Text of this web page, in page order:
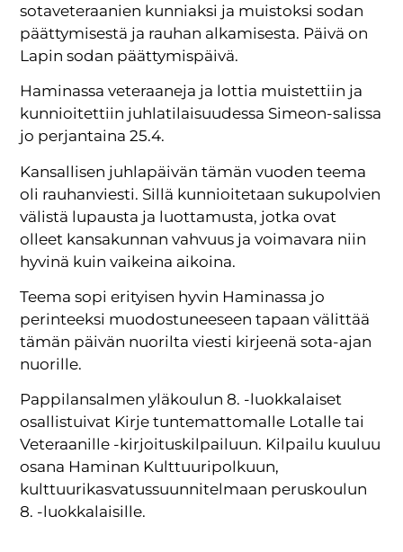
sotaveteraanien kunniaksi ja muistoksi sodan
päättymisestä ja rauhan alkamisesta. Päivä on
Lapin sodan päättymispäivä.
Haminassa veteraaneja ja lottia muistettiin ja
kunnioitettiin juhlatilaisuudessa Simeon-salissa
jo perjantaina 25.4.
Kansallisen juhlapäivän tämän vuoden teema
oli rauhanviesti. Sillä kunnioitetaan sukupolvien
välistä lupausta ja luottamusta, jotka ovat
olleet kansakunnan vahvuus ja voimavara niin
hyvinä kuin vaikeina aikoina.
Teema sopi erityisen hyvin Haminassa jo
perinteeksi muodostuneeseen tapaan välittää
tämän päivän nuorilta viesti kirjeenä sota-ajan
nuorille.
Pappilansalmen yläkoulun 8. -luokkalaiset
osallistuivat Kirje tuntemattomalle Lotalle tai
Veteraanille -kirjoituskilpailuun. Kilpailu kuuluu
osana Haminan Kulttuuripolkuun,
kulttuurikasvatussuunnitelmaan peruskoulun
8. -luokkalaisille.